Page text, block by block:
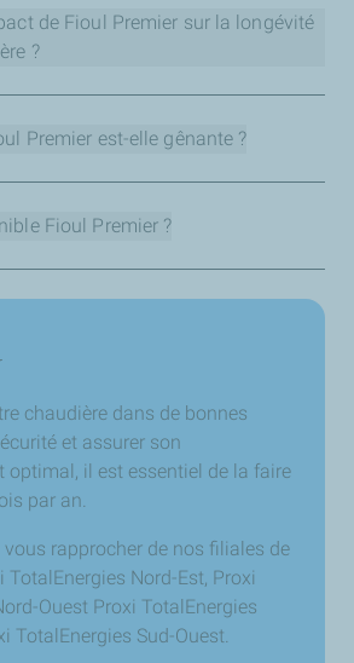
fonctionner avec les équipements
renouvelables (pompe à chaleur,
de Fioul Premier sur la longévité
?
une bonne combustion,Fioul Premier
du brûleur et du foyer. À la clé, un
Premier est-elle gênante ?
améliorée, Fioul Premier a une odeur
un point d’écoulement
résiste aux périodes de grand froid.
Fioul Premier ?
France toute l’année,Fioul
réaliser d’importantes économies
à condensation.
chaudière dans de bonnes
et assurer son
optimal, il est essentiel de la faire
par an.
vous rapprocher de nos filiales de
TotalEnergies Nord-Est, Proxi
Ouest Proxi TotalEnergies
TotalEnergies Sud-Ouest.